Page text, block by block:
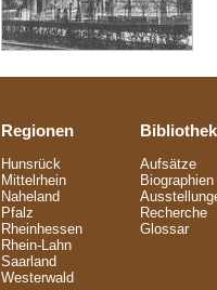
Regionen
Hunsrück
Mittelrhein
Naheland
Pfalz
Rheinhessen
Rhein-Lahn
Saarland
Westerwald
Bibliothek
Aufsätze
Biographien
Recherche
Glossar